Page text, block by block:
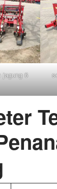
jagung 6